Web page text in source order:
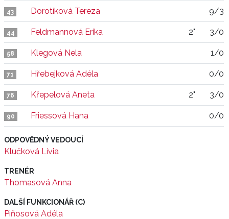
43 Dorotíková Tereza 9/3
44 Feldmannová Erika 2" 3/0
58 Klegová Nela 1/0
71 Hřebejková Adéla 0/0
76 Křepelová Aneta 2" 3/0
90 Friessová Hana 0/0
ODPOVĚDNÝ VEDOUCÍ
Klučková Lívia
TRENÉR
Thomasová Anna
DALŠÍ FUNKCIONÁŘ (C)
Piňosová Adéla